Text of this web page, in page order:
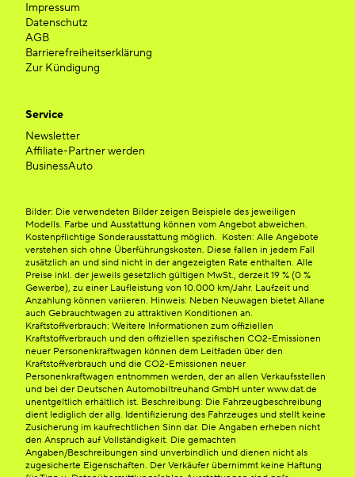
Impressum
Datenschutz
AGB
Barrierefreiheitserklärung
Zur Kündigung
Service
Newsletter
Affiliate-Partner werden
BusinessAuto
Bilder: Die verwendeten Bilder zeigen Beispiele des jeweiligen
Modells. Farbe und Ausstattung können vom Angebot abweichen.
Kostenpflichtige Sonderausstattung möglich. Kosten: Alle Angebote
verstehen sich ohne Überführungskosten. Diese fallen in jedem Fall
zusätzlich an und sind nicht in der angezeigten Rate enthalten. Alle
Preise inkl. der jeweils gesetzlich gültigen MwSt., derzeit 19 % (0 %
Gewerbe), zu einer Laufleistung von 10.000 km/Jahr. Laufzeit und
Anzahlung können variieren. Hinweis: Neben Neuwagen bietet Allane
auch Gebrauchtwagen zu attraktiven Konditionen an.
Kraftstoffverbrauch: Weitere Informationen zum offiziellen
Kraftstoffverbrauch und den offiziellen spezifischen CO2-Emissionen
neuer Personenkraftwagen können dem Leitfaden über den
Kraftstoffverbrauch und die CO2-Emissionen neuer
Personenkraftwagen entnommen werden, der an allen Verkaufsstellen
und bei der Deutschen Automobiltreuhand GmbH unter www.dat.de
unentgeltlich erhältlich ist. Beschreibung: Die Fahrzeugbeschreibung
dient lediglich der allg. Identifizierung des Fahrzeuges und stellt keine
Zusicherung im kaufrechtlichen Sinn dar. Die Angaben erheben nicht
den Anspruch auf Vollständigkeit. Die gemachten
Angaben/Beschreibungen sind unverbindlich und dienen nicht als
zugesicherte Eigenschaften. Der Verkäufer übernimmt keine Haftung